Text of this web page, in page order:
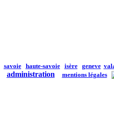
savoie haute-savoie isère geneve
administration mentions légales